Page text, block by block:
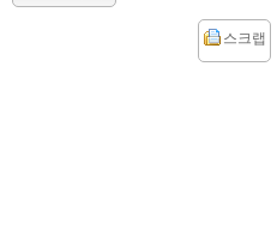
스크랩